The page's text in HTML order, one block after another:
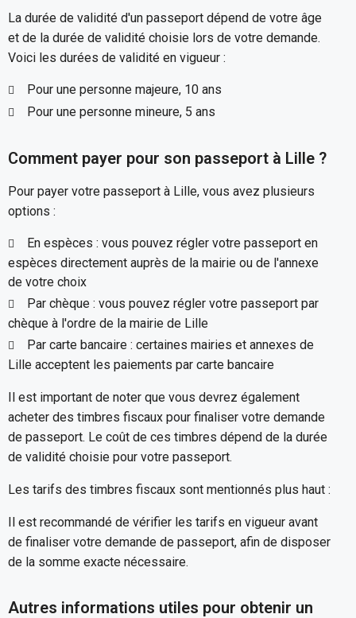
La durée de validité d'un passeport dépend de votre âge
et de la durée de validité choisie lors de votre demande.
Voici les durées de validité en vigueur :
Pour une personne majeure, 10 ans
Pour une personne mineure, 5 ans
Comment payer pour son passeport à Lille ?
Pour payer votre passeport à Lille, vous avez plusieurs
options :
En espèces : vous pouvez régler votre passeport en
espèces directement auprès de la mairie ou de l'annexe
de votre choix
Par chèque : vous pouvez régler votre passeport par
chèque à l'ordre de la mairie de Lille
Par carte bancaire : certaines mairies et annexes de
Lille acceptent les paiements par carte bancaire
Il est important de noter que vous devrez également
acheter des timbres fiscaux pour finaliser votre demande
de passeport. Le coût de ces timbres dépend de la durée
de validité choisie pour votre passeport.
Les tarifs des timbres fiscaux sont mentionnés plus haut :
Il est recommandé de vérifier les tarifs en vigueur avant
de finaliser votre demande de passeport, afin de disposer
de la somme exacte nécessaire.
Autres informations utiles pour obtenir un